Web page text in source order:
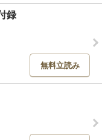
録
無料立読み